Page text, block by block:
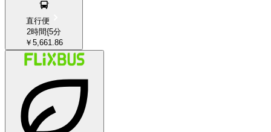
直行便
2時間{5分
￥5,661.86